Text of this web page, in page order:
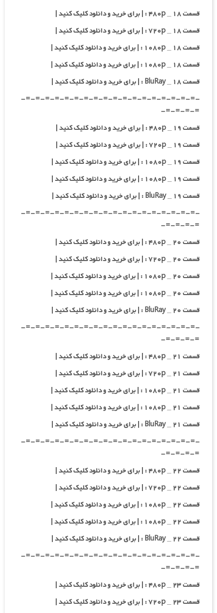
قسمت ۱۸ _ ۴۸۰p : | برای خرید و دانلود کلیک کنید |
قسمت ۱۸ _ ۷۲۰p : | برای خرید و دانلود کلیک کنید |
قسمت ۱۸ _ ۱۰۸۰p : | برای خرید و دانلود کلیک کنید |
قسمت ۱۸ _ ۱۰۸۰p : | برای خرید و دانلود کلیک کنید |
قسمت ۱۸ _ BluRay : | برای خرید و دانلود کلیک کنید |
-=-=-=-=-=-=-=-=-=-=-=-=-=-=-=-=-=-=-
=-=-=-=-
قسمت ۱۹ _ ۴۸۰p : | برای خرید و دانلود کلیک کنید |
قسمت ۱۹ _ ۷۲۰p : | برای خرید و دانلود کلیک کنید |
قسمت ۱۹ _ ۱۰۸۰p : | برای خرید و دانلود کلیک کنید |
قسمت ۱۹ _ ۱۰۸۰p : | برای خرید و دانلود کلیک کنید |
قسمت ۱۹ _ BluRay : | برای خرید و دانلود کلیک کنید |
-=-=-=-=-=-=-=-=-=-=-=-=-=-=-=-=-=-=-
=-=-=-=-
قسمت ۲۰ _ ۴۸۰p : | برای خرید و دانلود کلیک کنید |
قسمت ۲۰ _ ۷۲۰p : | برای خرید و دانلود کلیک کنید |
قسمت ۲۰ _ ۱۰۸۰p : | برای خرید و دانلود کلیک کنید |
قسمت ۲۰ _ ۱۰۸۰p : | برای خرید و دانلود کلیک کنید |
قسمت ۲۰ _ BluRay : | برای خرید و دانلود کلیک کنید |
-=-=-=-=-=-=-=-=-=-=-=-=-=-=-=-=-=-=-
=-=-=-=-
قسمت ۲۱ _ ۴۸۰p : | برای خرید و دانلود کلیک کنید |
قسمت ۲۱ _ ۷۲۰p : | برای خرید و دانلود کلیک کنید |
قسمت ۲۱ _ ۱۰۸۰p : | برای خرید و دانلود کلیک کنید |
قسمت ۲۱ _ ۱۰۸۰p : | برای خرید و دانلود کلیک کنید |
قسمت ۲۱ _ BluRay : | برای خرید و دانلود کلیک کنید |
-=-=-=-=-=-=-=-=-=-=-=-=-=-=-=-=-=-=-
=-=-=-=-
قسمت ۲۲ _ ۴۸۰p : | برای خرید و دانلود کلیک کنید |
قسمت ۲۲ _ ۷۲۰p : | برای خرید و دانلود کلیک کنید |
قسمت ۲۲ _ ۱۰۸۰p : | برای خرید و دانلود کلیک کنید |
قسمت ۲۲ _ ۱۰۸۰p : | برای خرید و دانلود کلیک کنید |
قسمت ۲۲ _ BluRay : | برای خرید و دانلود کلیک کنید |
-=-=-=-=-=-=-=-=-=-=-=-=-=-=-=-=-=-=-
=-=-=-=-
قسمت ۲۳ _ ۴۸۰p : | برای خرید و دانلود کلیک کنید |
قسمت ۲۳ _ ۷۲۰p : | برای خرید و دانلود کلیک کنید |